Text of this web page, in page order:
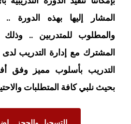
المشار إليها بهذه الدورة ..
والمطلوب للمتدربين ..
المشترك مع إدارة التدريب لدى
التدريب بأسلوب مميز وفق
بحيث نلبي كافة المتطلبات